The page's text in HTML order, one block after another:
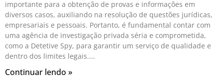
importante para a obtenção de provas e informações em
diversos casos, auxiliando na resolução de questões jurídicas,
empresariais e pessoais. Portanto, é fundamental contar com
uma agência de investigação privada séria e comprometida,
como a Detetive Spy, para garantir um serviço de qualidade e
dentro dos limites legais.
Continuar lendo »